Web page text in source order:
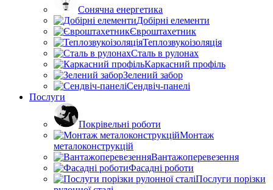
Сонячна енергетика
Добірні елементи
Євроштахетник
Теплозвукоізоляція
Сталь в рулонах
Каркасний профіль
Зелений забор
Сендвіч-панелі
Послуги
Покрівельні роботи
Монтаж
металоконструкцій
Вантажоперевезення
Фасадні роботи
Послуги порізки